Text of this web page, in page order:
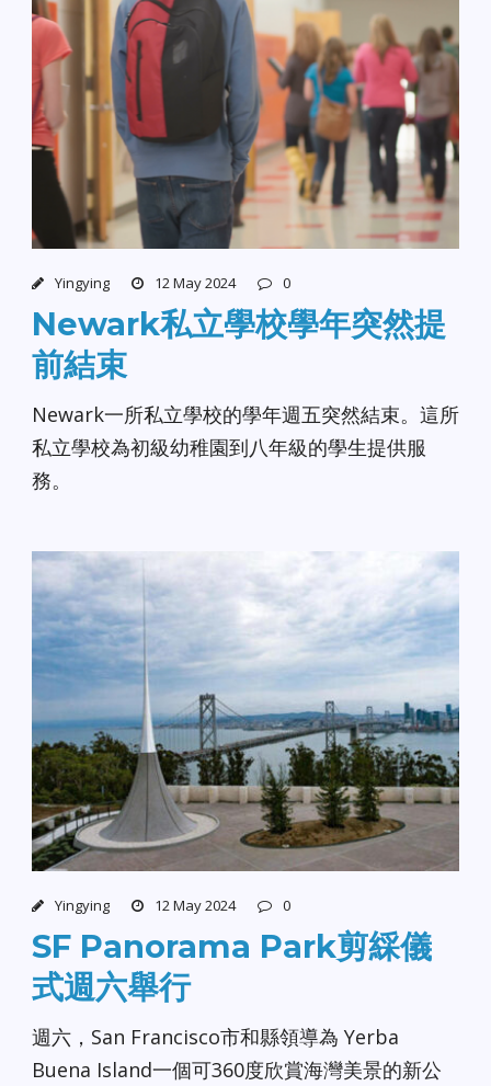
Yingying 12 May 2024 0
Newark私立學校學年突然提
前結束
Newark一所私立學校的學年週五突然結束。這所
私立學校為初級幼稚園到八年級的學生提供服
務。
Yingying 12 May 2024 0
SF Panorama Park剪綵儀
式週六舉行
週六，San Francisco市和縣領導為 Yerba
Buena Island一個可360度欣賞海灣美景的新公